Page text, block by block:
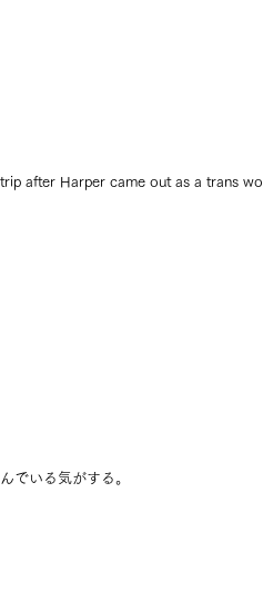
after Harper came out as a trans
でいる気がする。